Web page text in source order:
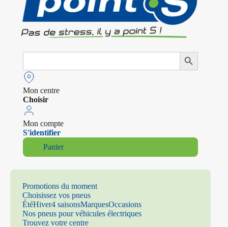
Search
Search Button
Mon centre
Choisir
Mon compte
S'identifier
Panier
Promotions du moment
Choisissez vos pneus
ÉtéHiver4 saisonsMarquesOccasions
Nos pneus pour véhicules électriques
Trouvez votre centre